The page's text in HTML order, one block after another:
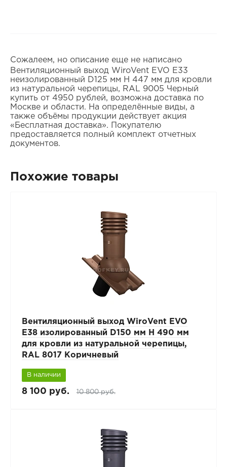
Сожалеем, но описание еще не написано
Вентиляционный выход WiroVent EVO E33
неизолированный D125 мм Н 447 мм для кровли
из натуральной черепицы, RAL 9005 Черный
купить от 4950 рублей, возможна доставка по
Москве и области. На определённые виды, а
также объёмы продукции действует акция
«Бесплатная доставка». Покупателю
предоставляется полный комплект отчетных
документов.
Похожие товары
Вентиляционный выход WiroVent EVO
E38 изолированный D150 мм Н 490 мм
для кровли из натуральной черепицы,
RAL 8017 Коричневый
В наличии
8 100 руб. 10 800 руб.